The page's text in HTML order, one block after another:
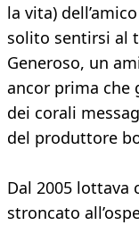
la vita)
solito sentirsi al
Generoso, un
ancor prima che
dei corali
del produttore
Dal 2005 lottava
stroncato